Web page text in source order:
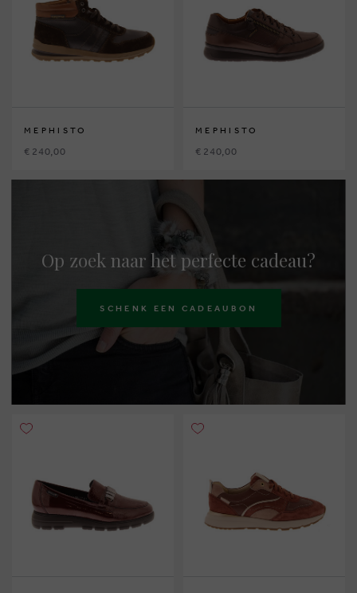
MEPHISTO
€ 240,00
MEPHISTO
€ 240,00
Op zoek naar het perfecte cadeau?
SCHENK EEN CADEAUBON